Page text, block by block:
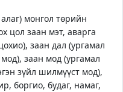
монгол төрийн
цол заан мэт, аварга
заан дал (ургамал
заан мод (ургамал
зүйл шилмүүст мод),
боргио, будаг, намаг,